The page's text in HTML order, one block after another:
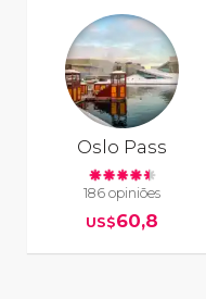
Oslo Pass
186 opiniões
US$60,8